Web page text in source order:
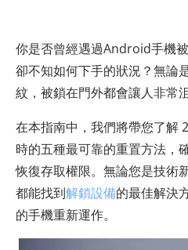
你是否曾經遇過Android手機
卻不知如何下手的狀況？無論
紋，被鎖在門外都會讓人非常沮
在本指南中，我們將帶您了解
時的五種最可靠的重置方法，
恢復存取權限。無論您是技術
都能找到解鎖設備的最佳解決
的手機重新運作。